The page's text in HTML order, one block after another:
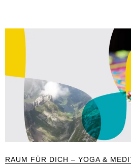
RAUM FÜR DICH – YOGA &